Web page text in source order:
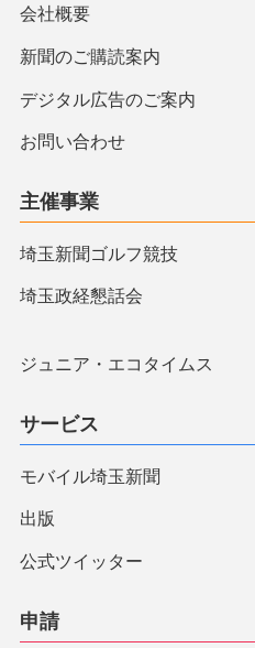
会社概要
新聞のご購読案内
デジタル広告のご案内
お問い合わせ
主催事業
埼玉新聞ゴルフ競技
埼玉政経懇話会
ジュニア・エコタイムス
サービス
モバイル埼玉新聞
出版
公式ツイッター
申請